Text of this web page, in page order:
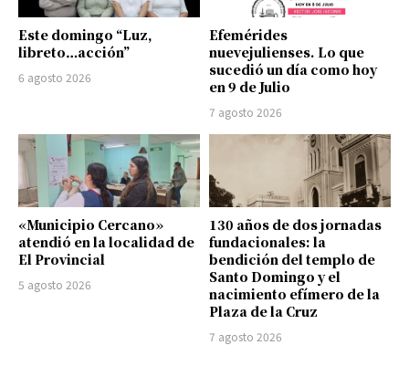
Este domingo “Luz,
libreto…acción”
6 agosto 2026
Efemérides
nuevejulienses. Lo que
sucedió un día como hoy
en 9 de Julio
7 agosto 2026
«Municipio Cercano»
atendió en la localidad de
El Provincial
5 agosto 2026
130 años de dos jornadas
fundacionales: la
bendición del templo de
Santo Domingo y el
nacimiento efímero de la
Plaza de la Cruz
7 agosto 2026